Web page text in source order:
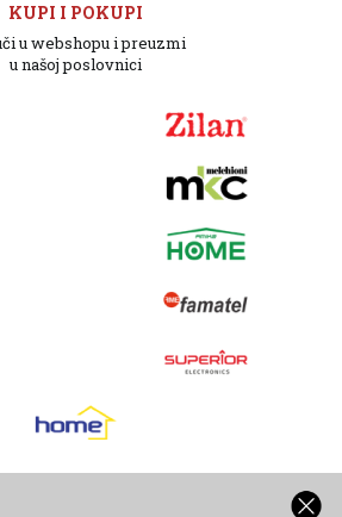
KUPI I POKUPI
u webshopu i preuzmi
u našoj poslovnici